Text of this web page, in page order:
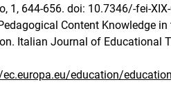
1, 644-656. doi: 10.7346/-fei-
Content Knowledge
Italian Journal of Educational
education/